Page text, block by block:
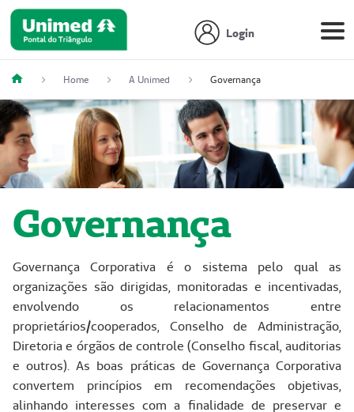
Login
Home A Unimed Governança
Governança
Governança Corporativa é o sistema pelo qual as
organizações são dirigidas, monitoradas e incentivadas,
envolvendo os relacionamentos entre
proprietários/cooperados, Conselho de Administração,
Diretoria e órgãos de controle (Conselho fiscal, auditorias
e outros). As boas práticas de Governança Corporativa
convertem princípios em recomendações objetivas,
alinhando interesses com a finalidade de preservar e